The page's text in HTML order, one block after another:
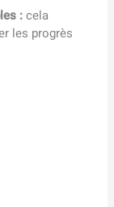
:cela
les progrès